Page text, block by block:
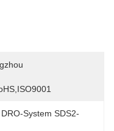
System SDS2-